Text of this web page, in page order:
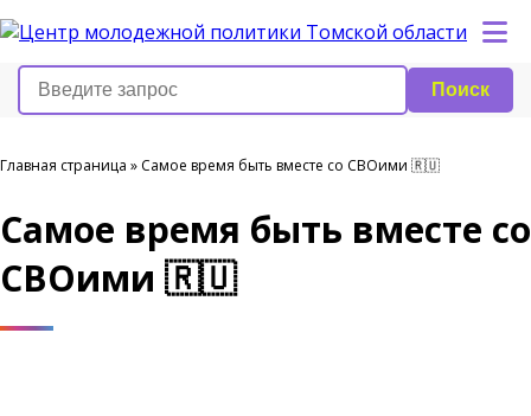
Поиск
Главная страница » Самое время быть вместе со СВОими 🇷🇺
Самое время быть вместе со
СВОими 🇷🇺